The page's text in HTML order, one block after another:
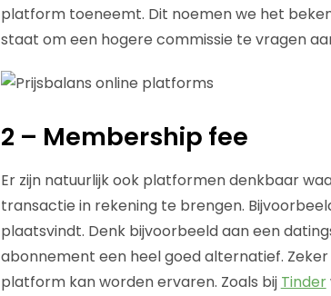
platform toeneemt. Dit noemen we het
staat om een hogere commissie te vragen
2 – Membership fee
Er zijn natuurlijk ook platformen denkbaar
transactie in rekening te brengen.
plaatsvindt. Denk bijvoorbeeld aan een
abonnement een heel goed alternatief.
platform kan worden ervaren. Zoals bij Tinder